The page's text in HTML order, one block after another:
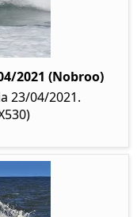
2021 (Nobroo)
23/04/2021.